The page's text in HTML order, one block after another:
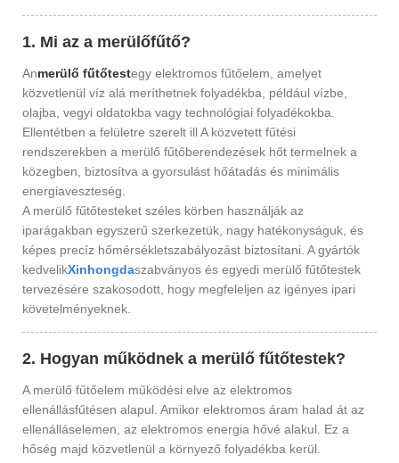
1. Mi az a merülőfűtő?
Anmerülő fűtőtestegy elektromos fűtőelem, amelyet
közvetlenül víz alá meríthetnek folyadékba, például vízbe,
olajba, vegyi oldatokba vagy technológiai folyadékokba.
Ellentétben a felületre szerelt ill A közvetett fűtési
rendszerekben a merülő fűtőberendezések hőt termelnek a
közegben, biztosítva a gyorsulást hőátadás és minimális
energiaveszteség.
A merülő fűtőtesteket széles körben használják az
iparágakban egyszerű szerkezetük, nagy hatékonyságuk, és
képes precíz hőmérsékletszabályozást biztosítani. A gyártók
kedvelikXinhongdaszabványos és egyedi merülő fűtőtestek
tervezésére szakosodott, hogy megfeleljen az igényes ipari
követelményeknek.
2. Hogyan működnek a merülő fűtőtestek?
A merülő fűtőelem működési elve az elektromos
ellenállásfűtésen alapul. Amikor elektromos áram halad át az
ellenálláselemen, az elektromos energia hővé alakul. Ez a
hőség majd közvetlenül a környező folyadékba kerül.